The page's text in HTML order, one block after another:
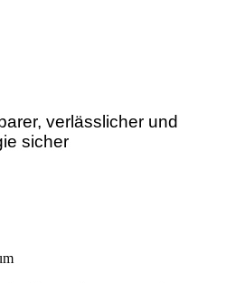
verlässlicher und
sicher